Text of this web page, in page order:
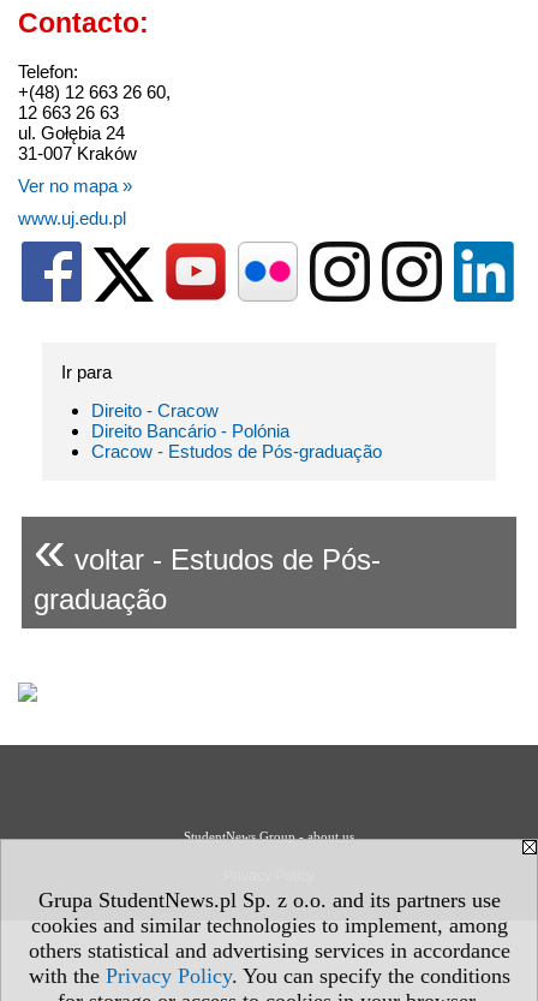
Grupa StudentNews.pl Sp. z o.o. and its partners use
cookies and similar technologies to implement, among
others statistical and advertising services in accordance
with the Privacy Policy. You can specify the conditions
Contacto:
Telefon:
+(48) 12 663 26 60,
12 663 26 63
ul. Gołębia 24
31-007 Kraków
Ver no mapa »
www.uj.edu.pl
Ir para
Direito - Cracow
Direito Bancário - Polónia
Cracow - Estudos de Pós-graduação
« voltar - Estudos de Pós-
graduação
StudentNews Group - about us